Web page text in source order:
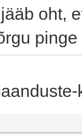
oht,
pinge